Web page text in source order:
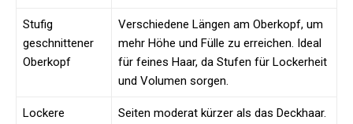
Stufig
geschnittener
Oberkopf
Verschiedene Längen am Oberkopf, um
mehr Höhe und Fülle zu erreichen. Ideal
für feines Haar, da Stufen für Lockerheit
und Volumen sorgen.
Lockere
Seiten moderat kürzer als das Deckhaar.